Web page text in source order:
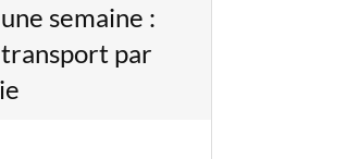
semaine :
par